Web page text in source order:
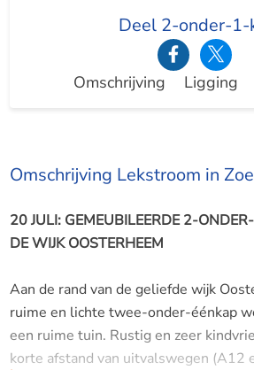
Deel 2-onder-1-
Omschrijving Ligging
Omschrijving Lekstroom in
20 JULI: GEMEUBILEERDE 2-
DE WIJK OOSTERHEEM
Aan de rand van de geliefde wijk
ruime en lichte twee-onder-éénkap
een ruime tuin. Rustig en zeer
korte afstand van uitvalswegen (A12